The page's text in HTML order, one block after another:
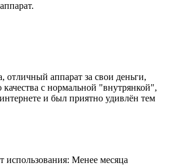
отличный аппарат за свои деньги,
качества с нормальной "внутрянкой",
и был приятно удивлён тем
использования: Менее месяца